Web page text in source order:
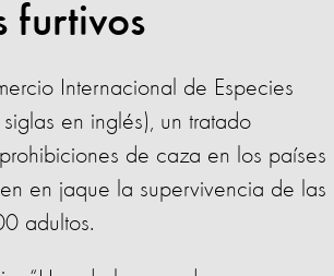
furtivos
Internacional de Especies
en inglés), un tratado
de caza en los países
en jaque la supervivencia de las
adultos.